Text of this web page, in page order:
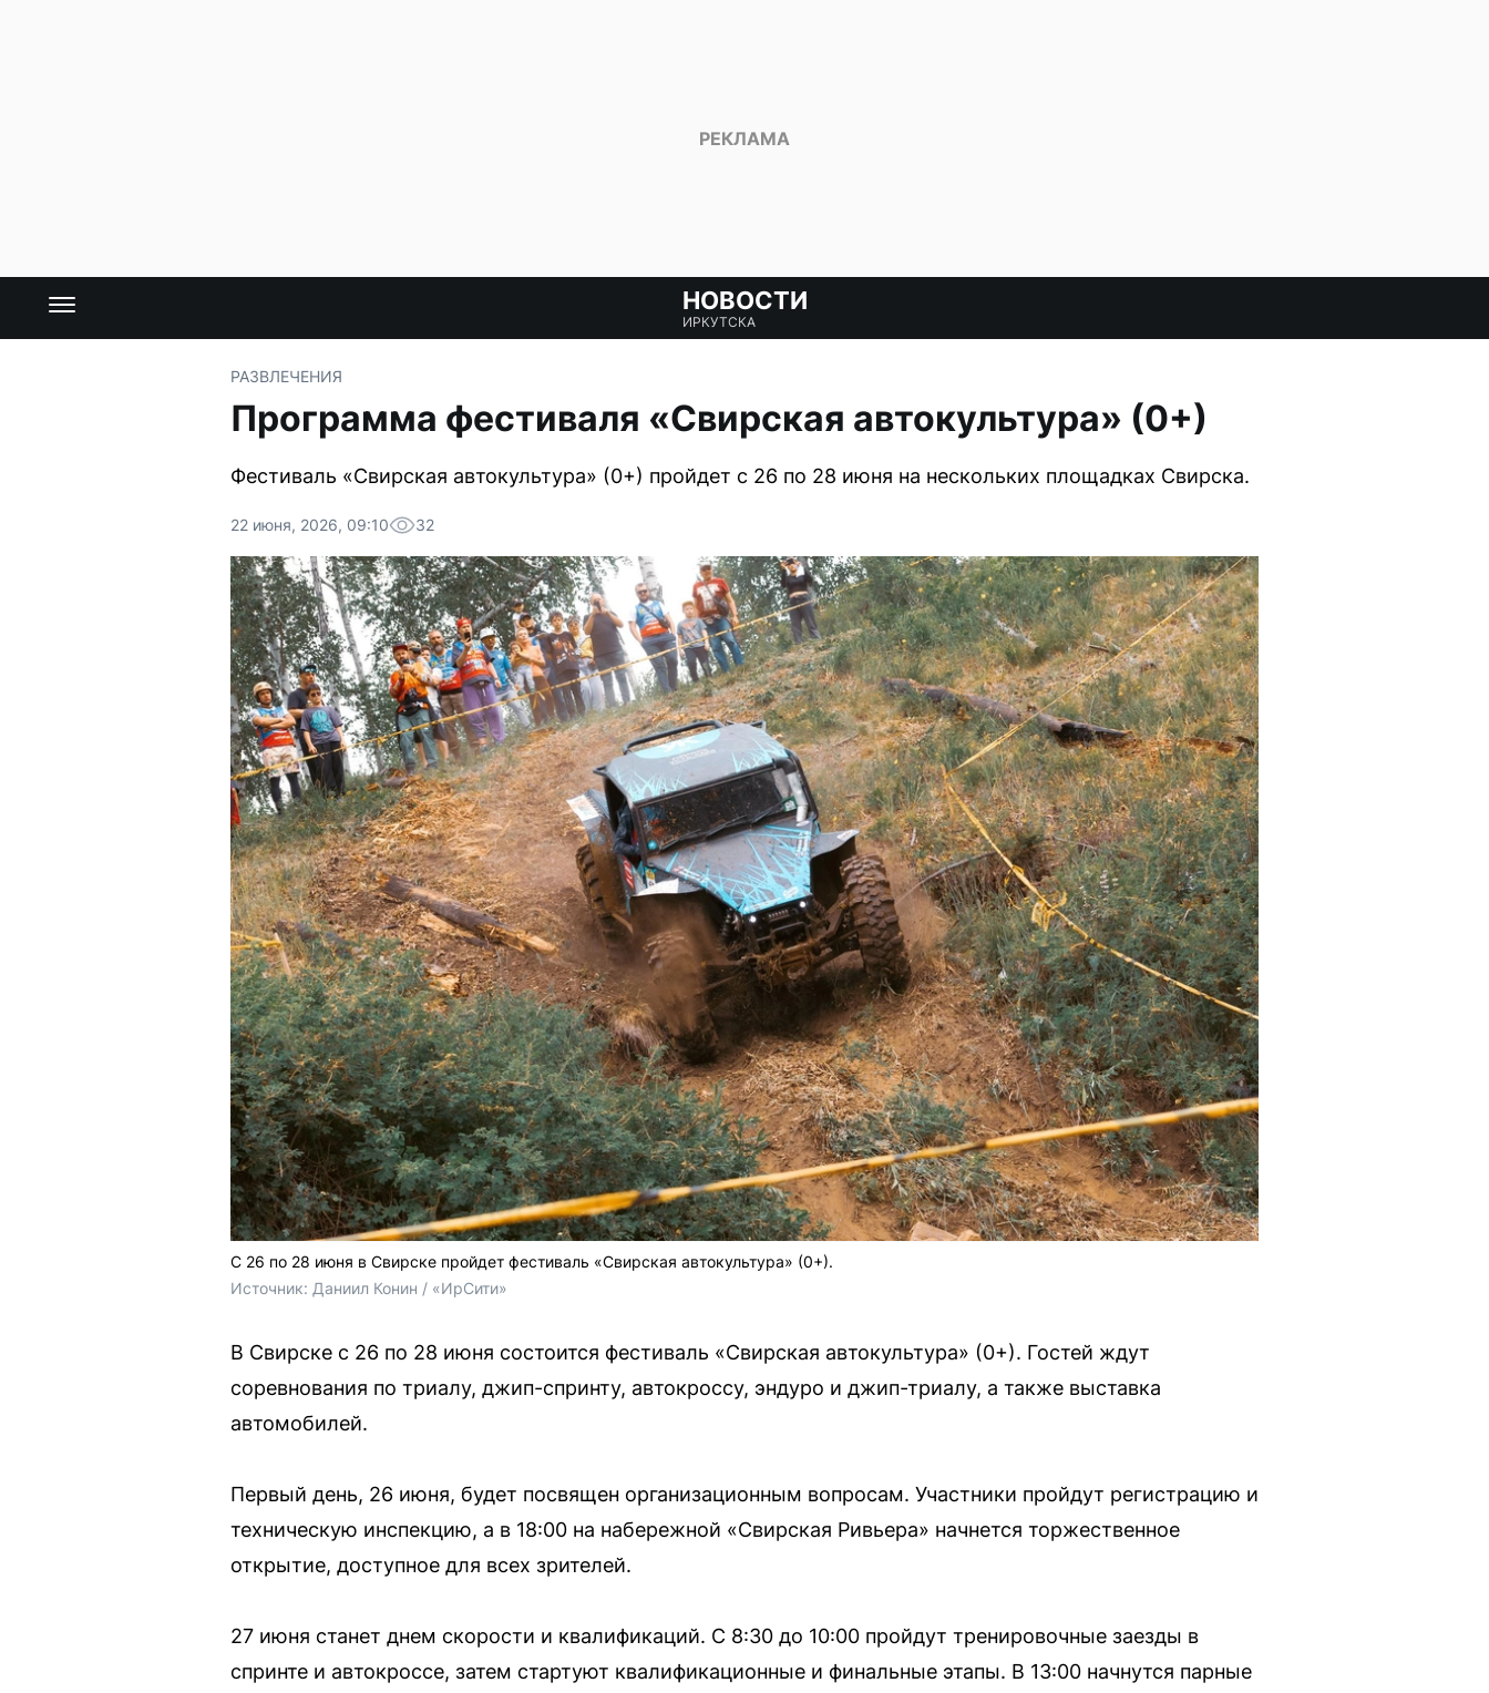
НОВОСТИ
ИРКУТСКА
РАЗВЛЕЧЕНИЯ
Программа фестиваля «Свирская автокультура» (0+)
Фестиваль «Свирская автокультура» (0+) пройдет с 26 по 28 июня на нескольких площадках Свирска.
22 июня, 2026, 09:10 32
С 26 по 28 июня в Свирске пройдет фестиваль «Свирская автокультура» (0+).
Источник: Даниил Конин / «ИрСити»
В Свирске с 26 по 28 июня состоится фестиваль «Свирская автокультура» (0+). Гостей ждут
соревнования по триалу, джип-спринту, автокроссу, эндуро и джип-триалу, а также выставка
автомобилей.
Первый день, 26 июня, будет посвящен организационным вопросам. Участники пройдут регистрацию и
техническую инспекцию, а в 18:00 на набережной «Свирская Ривьера» начнется торжественное
открытие, доступное для всех зрителей.
27 июня станет днем скорости и квалификаций. С 8:30 до 10:00 пройдут тренировочные заезды в
спринте и автокроссе, затем стартуют квалификационные и финальные этапы. В 13:00 начнутся парные